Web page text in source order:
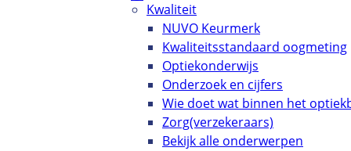
Kwaliteit
NUVO Keurmerk
Kwaliteitsstandaard oogmeting
Optiekonderwijs
Onderzoek en cijfers
Wie doet wat binnen het
Zorg(verzekeraars)
Bekijk alle onderwerpen